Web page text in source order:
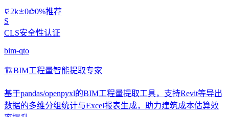
2k 0
0%推荐
S
CLS安全性认证
bim-qto
🏗️BIM工程量智能提取专家
基于pandas/openpyxl的BIM工程量提取工具，支持Revit等导出
数据的多维分组统计与Excel报表生成，助力建筑成本估算效